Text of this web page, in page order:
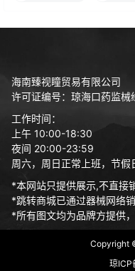
海南臻视瞳贸易有限公司
许可证编号：琼海口药监
工作时间：
上午 10:00-18:30
夜间 20:00-23:59
周六，周日正常上班，节假
*本网站只提供展示,不直接
*跳转商城已通过器械网络
*所有图文均为品牌方提供
Copyright
琼